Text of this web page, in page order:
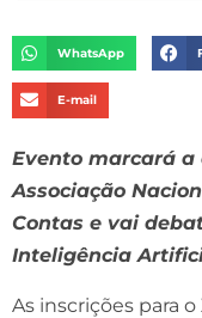
WhatsApp
E-mail
Evento marcará a
Associação
Contas e vai
Inteligência
As inscrições para o